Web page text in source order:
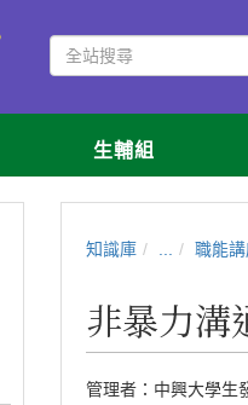
生輔組
知識庫 職能
非暴力溝
管理者： 中興大學生